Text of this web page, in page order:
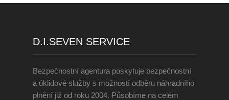
Informace dle zákona č.
Tiskové centrum
Rady a tipy
D.I.SEVEN SERVICE
Bezpečnostní agentura poskytuje bezpečnostní
a úklidové služby s možností odběru náhradního
plnění již od roku 2004. Působíme na celém